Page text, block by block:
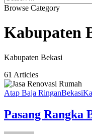
Browse Category
Kabupaten
Kabupaten Bekasi
61 Articles
Atap Baja RinganBekasi
Pasang Rangka